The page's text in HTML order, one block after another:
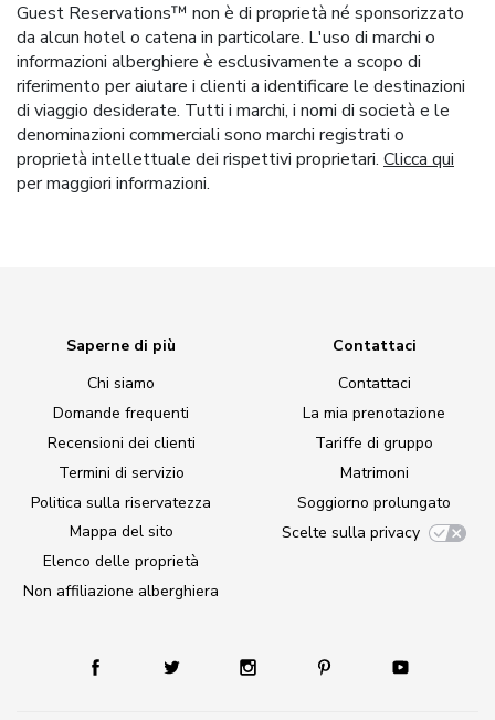
Guest Reservations™ non è di proprietà né sponsorizzato
da alcun hotel o catena in particolare. L'uso di marchi o
informazioni alberghiere è esclusivamente a scopo di
riferimento per aiutare i clienti a identificare le destinazioni
di viaggio desiderate. Tutti i marchi, i nomi di società e le
denominazioni commerciali sono marchi registrati o
proprietà intellettuale dei rispettivi proprietari. Clicca qui
per maggiori informazioni.
Saperne di più
Chi siamo
Domande frequenti
Recensioni dei clienti
Termini di servizio
Politica sulla riservatezza
Mappa del sito
Elenco delle proprietà
Non affiliazione alberghiera
Contattaci
Contattaci
La mia prenotazione
Tariffe di gruppo
Matrimoni
Soggiorno prolungato
Scelte sulla privacy